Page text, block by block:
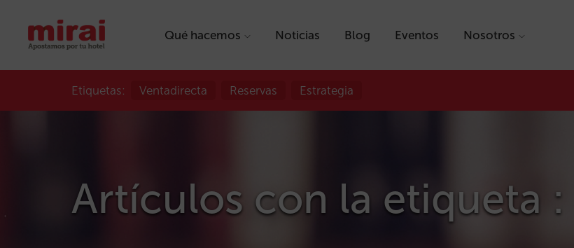
Qué hacemos Noticias Blog Eventos Nosotros
Etiquetas: Ventadirecta Reservas Estrategia
Artículos con la etiqueta :